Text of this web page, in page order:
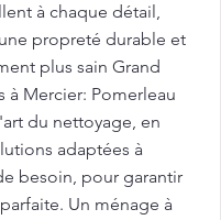
à chaque détail,
propreté durable et
plus sain Grand
à Mercier: Pomerleau
du nettoyage, en
adaptées à
besoin, pour garantir
Un ménage à